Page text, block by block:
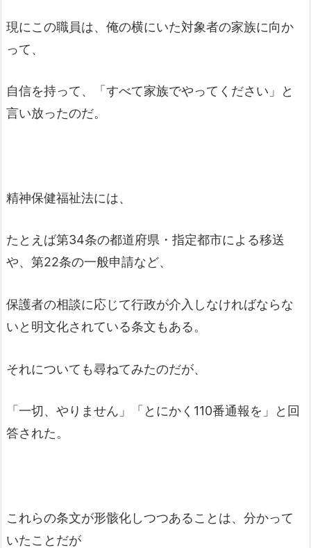
現にこの職員は、俺の横にいた対象者の家族に向か
って、
自信を持って、「すべて家族でやってください」と
言い放ったのだ。
精神保健福祉法には、
たとえば第34条の都道府県・指定都市による移送
や、第22条の一般申請など、
保護者の相談に応じて行政が介入しなければならな
いと明文化されている条文もある。
それについても尋ねてみたのだが、
「一切、やりません」「とにかく110番通報を」と回
答された。
これらの条文が形骸化しつつあることは、分かって
いたことだが